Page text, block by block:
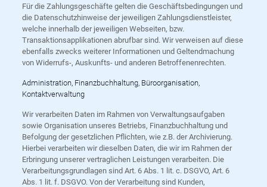
Für die Zahlungsgeschäfte gelten die Geschäftsbedingungen und
die Datenschutzhinweise der jeweiligen Zahlungsdienstleister,
welche innerhalb der jeweiligen Webseiten, bzw.
Transaktionsapplikationen abrufbar sind. Wir verweisen auf diese
ebenfalls zwecks weiterer Informationen und Geltendmachung
von Widerrufs-, Auskunfts- und anderen Betroffenenrechten.
Administration, Finanzbuchhaltung, Büroorganisation,
Kontaktverwaltung
Wir verarbeiten Daten im Rahmen von Verwaltungsaufgaben
sowie Organisation unseres Betriebs, Finanzbuchhaltung und
Befolgung der gesetzlichen Pflichten, wie z.B. der Archivierung.
Hierbei verarbeiten wir dieselben Daten, die wir im Rahmen der
Erbringung unserer vertraglichen Leistungen verarbeiten. Die
Verarbeitungsgrundlagen sind Art. 6 Abs. 1 lit. c. DSGVO, Art. 6
Abs. 1 lit. f. DSGVO. Von der Verarbeitung sind Kunden,